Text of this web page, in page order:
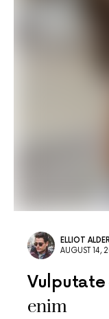
ELLIOT
AUGUST 14,
Vulputate
enim